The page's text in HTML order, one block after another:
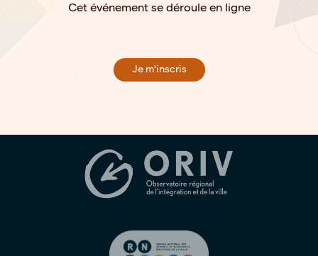
Cet événement se déroule en ligne
Je m'inscris